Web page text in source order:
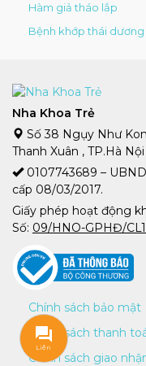
Hàm giả tháo lắp
Bệnh khớp thái dương
Nha Khoa Trẻ
Số 38 Ngụy Như
Thanh Xuân , TP.Hà Nội
0107743689 –
cấp 08/03/2017.
Giấy phép hoạt động
Số: 09/HNO-GPHĐ/CL1
Chính sách bảo mật
Chính sách thanh
Chính sách giao
Liên